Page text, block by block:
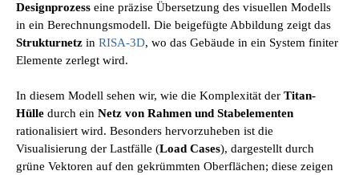
Designprozess eine präzise Übersetzung des visuellen Modells
in ein Berechnungsmodell. Die beigefügte Abbildung zeigt das
Strukturnetz in RISA-3D, wo das Gebäude in ein System finiter
Elemente zerlegt wird.
In diesem Modell sehen wir, wie die Komplexität der Titan-
Hülle durch ein Netz von Rahmen und Stabelementen
rationalisiert wird. Besonders hervorzuheben ist die
Visualisierung der Lastfälle (Load Cases), dargestellt durch
grüne Vektoren auf den gekrümmten Oberflächen; diese zeigen